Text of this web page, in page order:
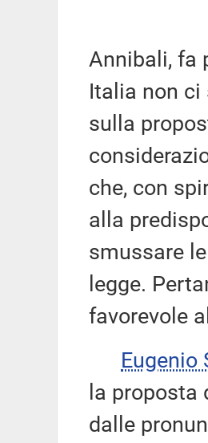
Annibali, fa
Italia non ci
sulla
che, con
alla
smussare
legge.
favorevole
Eugenio
la proposta
dalle